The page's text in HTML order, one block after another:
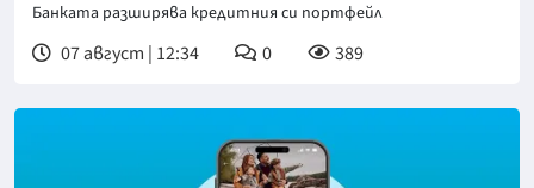
Банката разширява кредитния си портфейл
07 август | 12:34 0 389